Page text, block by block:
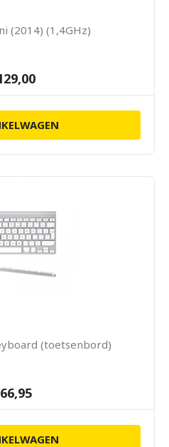
(2014) (1,4GHz)
(toetsenbord)